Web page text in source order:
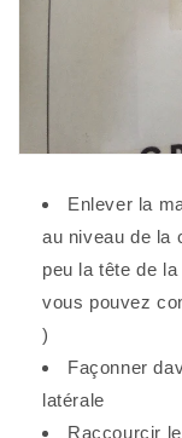
Enlever la
au niveau de la
peu la tête de
vous pouvez
)
Façonner
latérale
Raccourcir